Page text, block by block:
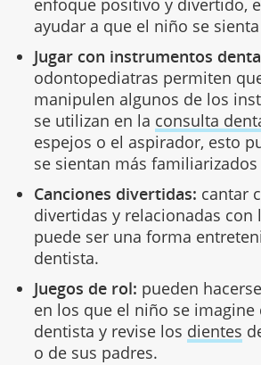
enfoque positivo y divertido,
ayudar a que el niño se
Jugar con instrumentos
odontopediatras permiten
manipulen algunos de los
se utilizan en la consulta
espejos o el aspirador, esto
se sientan más
Canciones divertidas: cantar
divertidas y relacionadas con
puede ser una forma
dentista.
Juegos de rol: pueden
en los que el niño se imagine
dentista y revise los dientes
o de sus padres.